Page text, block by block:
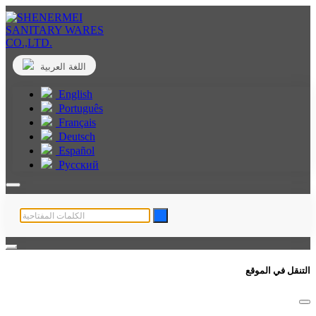
اللغة العربية
English
Português
Français
Deutsch
Español
Русский
التنقل في الموقع